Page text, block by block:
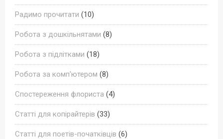
Радимо прочитати (10)
Робота з дошкільнятами (8)
Робота з підлітками (18)
Робота за комп'ютером (8)
Спостереження флориста (4)
Статті для копірайтерів (33)
Статті для поетів-початківців (6)